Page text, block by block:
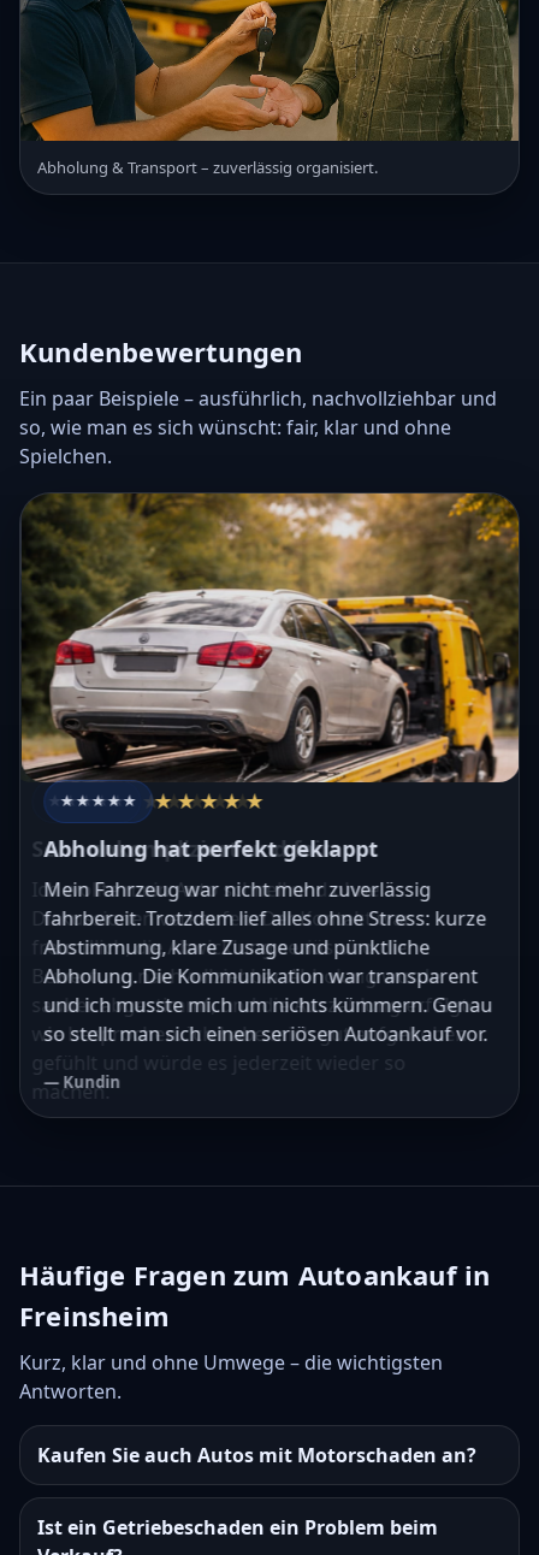
Abholung & Transport – zuverlässig organisiert.
Kundenbewertungen
Ein paar Beispiele – ausführlich, nachvollziehbar und
so, wie man es sich wünscht: fair, klar und ohne
Spielchen.
★★★★★ ★★★★★
Sehr unkompliziert und fair
Ich wollte mein Auto schnell und ohne
Diskussionen verkaufen. Der Kontakt war
freundlich, die Abwicklung seriös und die
Bewertung nachvollziehbar. Abholung wurde
sauber abgestimmt, und die Auszahlung erfolgte
wie besprochen. Ich habe mich gut aufgehoben
gefühlt und würde es jederzeit wieder so
machen.
★★★★★ ★★★★★
Abholung hat perfekt geklappt
Mein Fahrzeug war nicht mehr zuverlässig
fahrbereit. Trotzdem lief alles ohne Stress: kurze
Abstimmung, klare Zusage und pünktliche
Abholung. Die Kommunikation war transparent
und ich musste mich um nichts kümmern. Genau
so stellt man sich einen seriösen Autoankauf vor.
— Kundin
★★★★★ ★★★★★
★★★★★ ★★★★★
★★★★★ ★★★★★
Häufige Fragen zum Autoankauf in
Freinsheim
Kurz, klar und ohne Umwege – die wichtigsten
Antworten.
Kaufen Sie auch Autos mit Motorschaden an?
Ist ein Getriebeschaden ein Problem beim